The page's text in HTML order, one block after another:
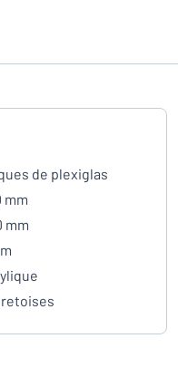
de plexiglas
mm
mm